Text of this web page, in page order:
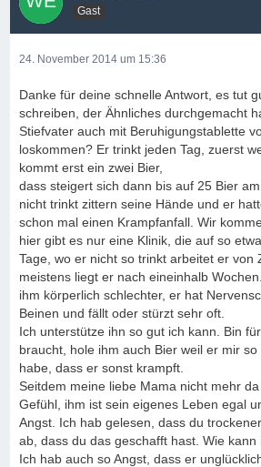
Gast
24. November 2014 um 15:36
Danke für deine schnelle Antwort, es tut
schreiben, der Ähnliches durchgemacht
Stiefvater auch mit Beruhigungstablette
loskommen? Er trinkt jeden Tag, zuerst
kommt erst ein zwei Bier,
dass steigert sich dann bis auf 25 Bier
nicht trinkt zittern seine Hände und er
schon mal einen Krampfanfall. Wir
hier gibt es nur eine Klinik, die auf so
Tage, wo er nicht so trinkt arbeitet er von
meistens liegt er nach eineinhalb
ihm körperlich schlechter, er hat
Beinen und fällt oder stürzt sehr oft.
Ich unterstütze ihn so gut ich kann. Bin
braucht, hole ihm auch Bier weil er mir
habe, dass er sonst krampft.
Seitdem meine liebe Mama nicht mehr
Gefühl, ihm ist sein eigenes Leben egal
Angst. Ich hab gelesen, dass du
ab, dass du das geschafft hast. Wie
Ich hab auch so Angst, dass er